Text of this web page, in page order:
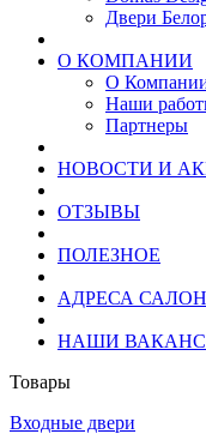
Двери
О КОМПАНИИ
О
Наши
Партнеры
НОВОСТИ И
ОТЗЫВЫ
ПОЛЕЗНОЕ
АДРЕСА
НАШИ
Товары
Входные двери